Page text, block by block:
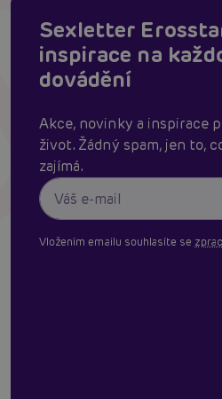
Sexletter
inspirace na
dovádění
Akce, novinky a inspirace
život. Žádný spam, jen to,
zajímá.
Vložením emailu souhlasíte se